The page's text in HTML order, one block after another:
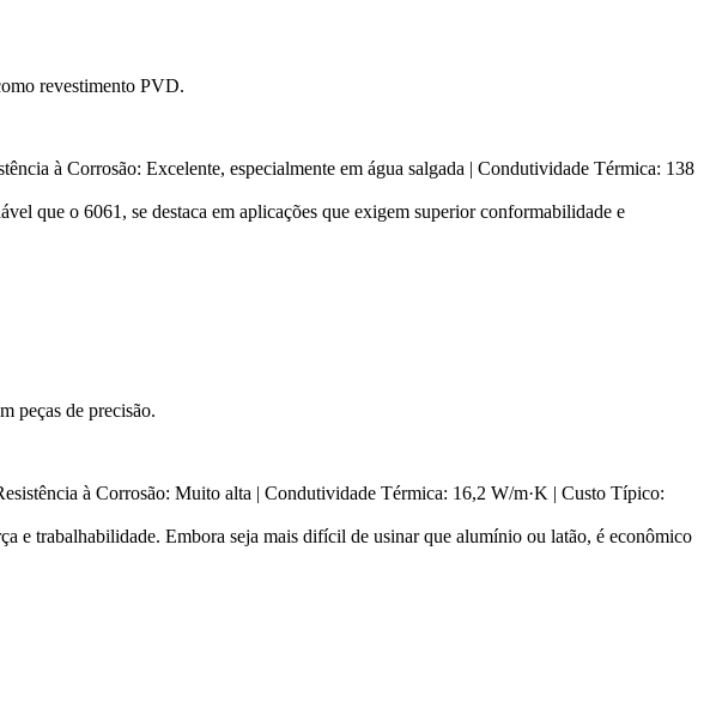
revestimento PVD.
à Corrosão: Excelente, especialmente em água salgada | Condutividade Térmica: 138
que o 6061, se destaca em aplicações que exigem superior conformabilidade e
peças de precisão.
à Corrosão: Muito alta | Condutividade Térmica: 16,2 W/m·K | Custo Típico:
e trabalhabilidade. Embora seja mais difícil de usinar que alumínio ou latão, é econômico